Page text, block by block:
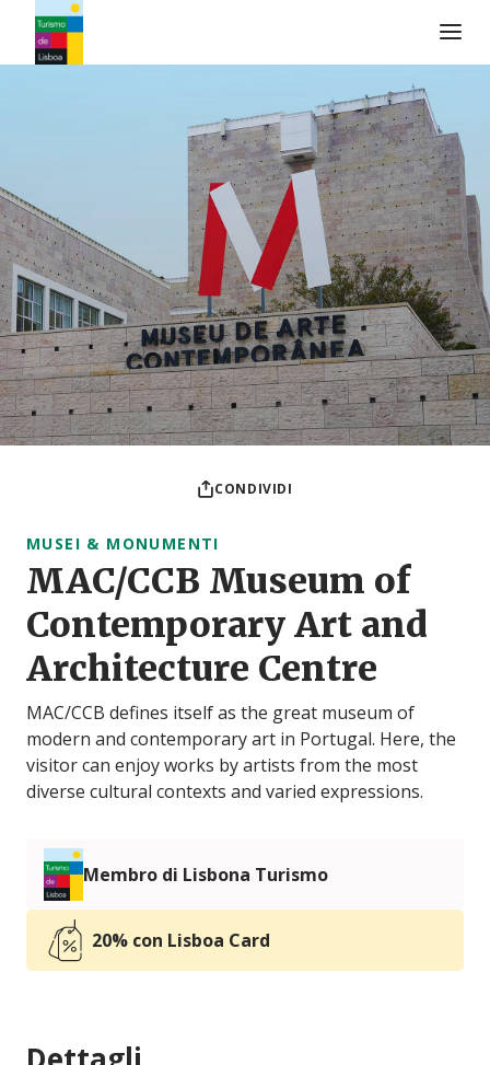
CONDIVIDI
MUSEI & MONUMENTI
MAC/CCB Museum of
Contemporary Art and
Architecture Centre
MAC/CCB defines itself as the great museum of
modern and contemporary art in Portugal. Here, the
visitor can enjoy works by artists from the most
diverse cultural contexts and varied expressions.
Membro di Lisbona Turismo
20% con Lisboa Card